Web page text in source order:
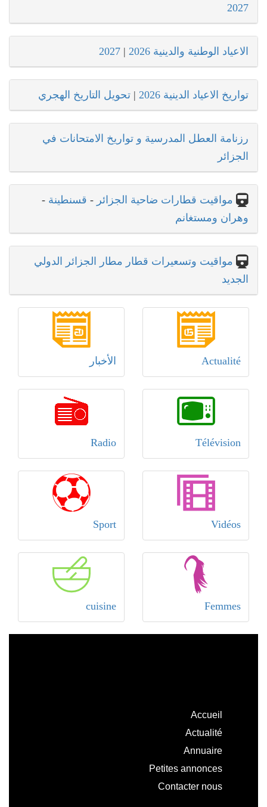
2027
الاعياد الوطنية والدينية 2026 |
2027
تواريخ الاعياد الدينية 2026 | تحويل التاريخ الهجري
رزنامة العطل المدرسية و تواريخ الامتحانات في
الجزائر
مواقيت قطارات ضاحية الجزائر - قسنطينة -
وهران ومستغانم
مواقيت وتسعيرات قطار مطار الجزائر الدولي
الجديد
Actualité الأخبار
Télévision
Radio
Vidéos
Sport
Femmes
cuisine
Accueil
Actualité
Annuaire
Petites annonces
Contacter nous